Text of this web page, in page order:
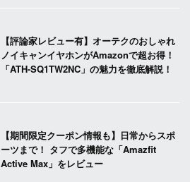
【評論家レビュー有】オーテクのおしゃれ
ノイキャンイヤホンがAmazonで超お得！
「ATH-SQ1TW2NC」の魅力を徹底解説！
【期間限定クーポン情報も】日常からスポ
ーツまで！ タフで多機能な「Amazfit
Active Max」をレビュー